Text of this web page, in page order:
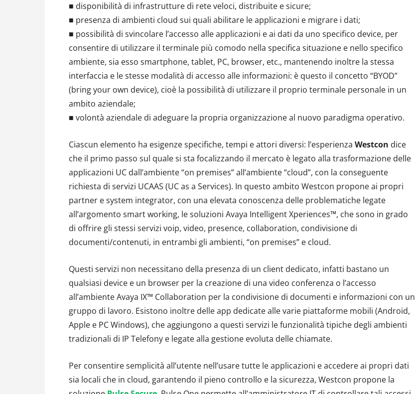
■ disponibilità di infrastrutture di rete veloci, distribuite e sicure;
■ presenza di ambienti cloud sui quali abilitare le applicazioni e migrare i dati;
■ possibilità di svincolare l’accesso alle applicazioni e ai dati da uno specifico device, per
consentire di utilizzare il terminale più comodo nella specifica situazione e nello specifico
ambiente, sia esso smartphone, tablet, PC, browser, etc., mantenendo inoltre la stessa
interfaccia e le stesse modalità di accesso alle informazioni: è questo il concetto “BYOD”
(bring your own device), cioè la possibilità di utilizzare il proprio terminale personale in un
ambito aziendale;
■ volontà aziendale di adeguare la propria organizzazione al nuovo paradigma operativo.
Ciascun elemento ha esigenze specifiche, tempi e attori diversi: l’esperienza Westcon dice
che il primo passo sul quale si sta focalizzando il mercato è legato alla trasformazione delle
applicazioni UC dall’ambiente “on premises” all’ambiente “cloud”, con la conseguente
richiesta di servizi UCAAS (UC as a Services). In questo ambito Westcon propone ai propri
partner e system integrator, con una elevata conoscenza delle problematiche legate
all’argomento smart working, le soluzioni Avaya Intelligent Xperiences™, che sono in grado
di offrire gli stessi servizi voip, video, presence, collaboration, condivisione di
documenti/contenuti, in entrambi gli ambienti, “on premises” e cloud.
Questi servizi non necessitano della presenza di un client dedicato, infatti bastano un
qualsiasi device e un browser per la creazione di una video conferenza o l’accesso
all’ambiente Avaya IX™ Collaboration per la condivisione di documenti e informazioni con un
gruppo di lavoro. Esistono inoltre delle app dedicate alle varie piattaforme mobili (Android,
Apple e PC Windows), che aggiungono a questi servizi le funzionalità tipiche degli ambienti
tradizionali di IP Telefony e legate alla gestione evoluta delle chiamate.
Per consentire semplicità all’utente nell’usare tutte le applicazioni e accedere ai propri dati
sia locali che in cloud, garantendo il pieno controllo e la sicurezza, Westcon propone la